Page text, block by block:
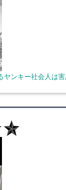
ヤンキー社会人は